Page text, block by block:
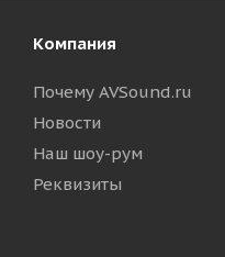
Компания
Почему AVSound.ru
Новости
Наш шоу-рум
Реквизиты